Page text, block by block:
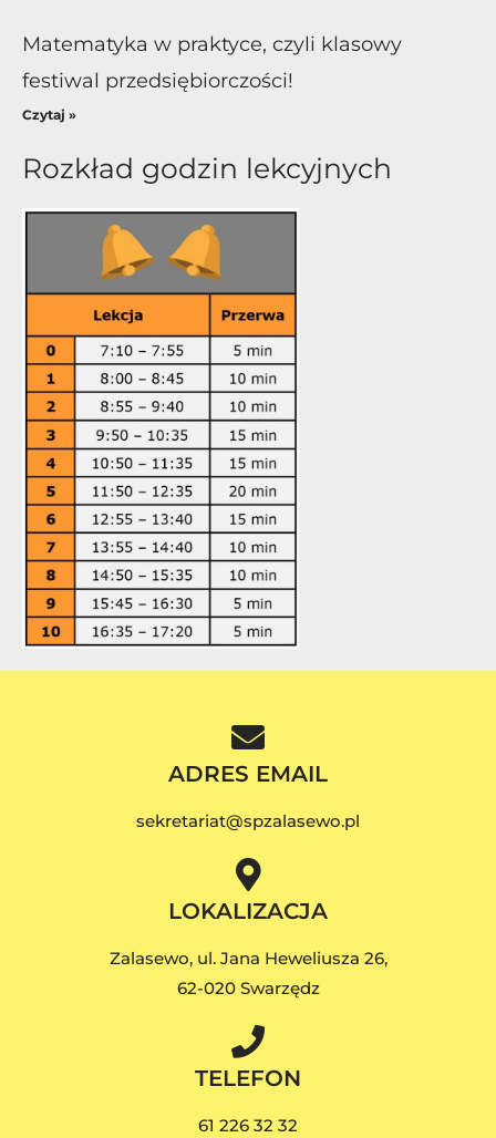
Matematyka w praktyce, czyli klasowy
festiwal przedsiębiorczości!
Czytaj »
Rozkład godzin lekcyjnych
ADRES EMAIL
sekretariat@spzalasewo.pl
LOKALIZACJA
Zalasewo, ul. Jana Heweliusza 26,
62-020 Swarzędz
TELEFON
61 226 32 32